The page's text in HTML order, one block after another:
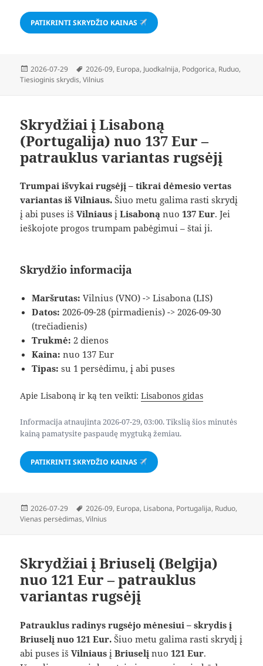
PATIKRINTI SKRYDŽIO KAINAS
Paskelbta
2026-07-29 Žymos
2026-09, Europa, Juodkalnija, Podgorica, Ruduo,
Tiesioginis skrydis,Vilnius
Skrydžiai į Lisaboną
(Portugalija) nuo 137 Eur –
patrauklus variantas rugsėjį
Trumpai išvykai rugsėjį – tikrai dėmesio vertas
variantas iš Vilniaus. Šiuo metu galima rasti skrydį
į abi puses išVilniaus įLisaboną nuo137 Eur. Jei
ieškojote progos trumpam pabėgimui – štai ji.
Skrydžio informacija
Maršrutas: Vilnius (VNO) -> Lisabona (LIS)
Datos: 2026-09-28 (pirmadienis) -> 2026-09-30
(trečiadienis)
Trukmė: 2 dienos
Kaina: nuo 137 Eur
Tipas: su 1 persėdimu, į abi puses
Apie Lisaboną ir ką ten veikti:Lisabonos gidas
Informacija atnaujinta 2026-07-29, 03:00. Tikslią šios minutės
kainą pamatysite paspaudę mygtuką žemiau.
PATIKRINTI SKRYDŽIO KAINAS
Paskelbta
2026-07-29 Žymos
2026-09, Europa, Lisabona, Portugalija, Ruduo,
Vienas persėdimas,Vilnius
Skrydžiai į Briuselį (Belgija)
nuo 121 Eur – patrauklus
variantas rugsėjį
Patrauklus radinys rugsėjo mėnesiui – skrydis į
Briuselį nuo 121 Eur. Šiuo metu galima rasti skrydį į
abi puses išVilniaus įBriuselį nuo121 Eur.